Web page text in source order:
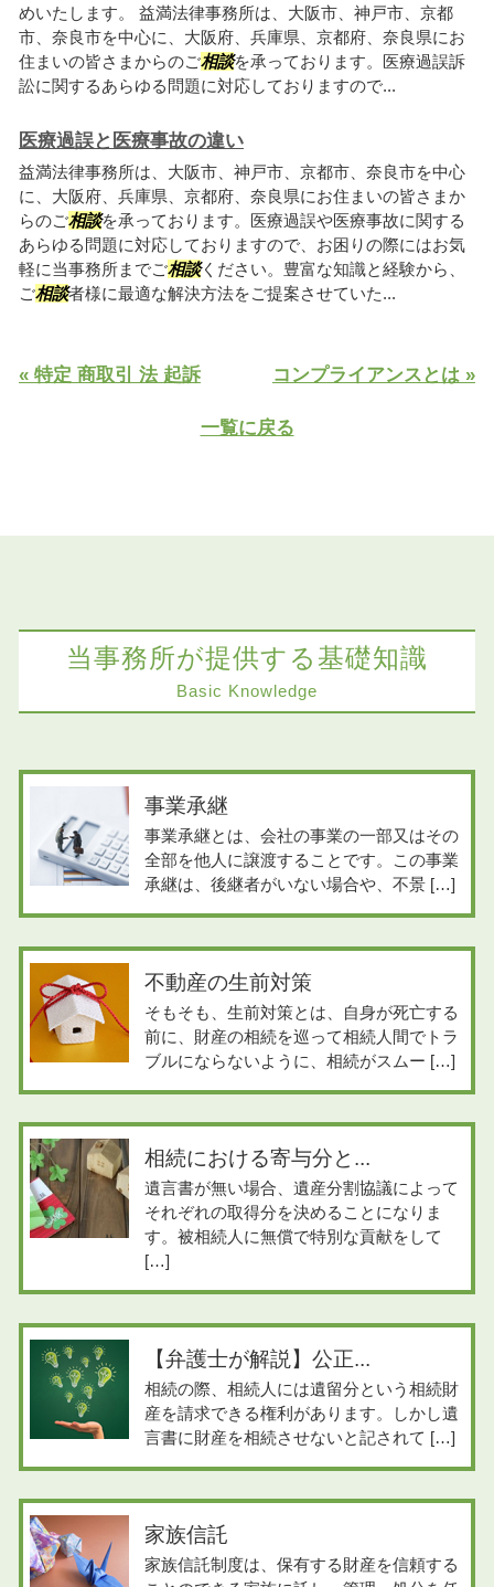
めいたします。 益満法律事務所は、大阪市、神戸市、京都
市、奈良市を中心に、大阪府、兵庫県、京都府、奈良県にお
住まいの皆さまからのご相談を承っております。医療過誤訴
訟に関するあらゆる問題に対応しておりますので...
医療過誤と医療事故の違い
益満法律事務所は、大阪市、神戸市、京都市、奈良市を中心
に、大阪府、兵庫県、京都府、奈良県にお住まいの皆さまか
らのご相談を承っております。医療過誤や医療事故に関する
あらゆる問題に対応しておりますので、お困りの際にはお気
軽に当事務所までご相談ください。豊富な知識と経験から、
ご相談者様に最適な解決方法をご提案させていた...
« 特定 商取引 法 起訴 コンプライアンスとは »
一覧に戻る
当事務所が提供する基礎知識
Basic Knowledge
事業承継
事業承継とは、会社の事業の一部又はその
全部を他人に譲渡することです。この事業
承継は、後継者がいない場合や、不景 […]
不動産の生前対策
そもそも、生前対策とは、自身が死亡する
前に、財産の相続を巡って相続人間でトラ
ブルにならないように、相続がスムー […]
相続における寄与分と...
遺言書が無い場合、遺産分割協議によって
それぞれの取得分を決めることになりま
す。被相続人に無償で特別な貢献をして
[…]
【弁護士が解説】公正...
相続の際、相続人には遺留分という相続財
産を請求できる権利があります。しかし遺
言書に財産を相続させないと記されて […]
家族信託
家族信託制度は、保有する財産を信頼する